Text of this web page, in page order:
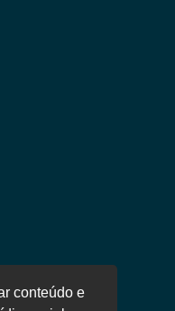
conteúdo e